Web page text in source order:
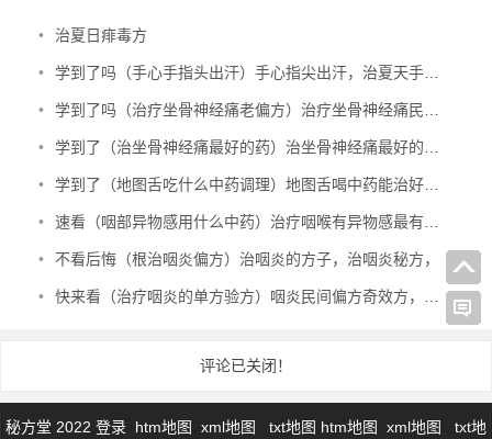
• 治夏日痱毒方
• 学到了吗（手心手指头出汗）手心指尖出汗，治夏天手心出汗、暴皮、手指肚鼓胀偏方，
• 学到了吗（治疗坐骨神经痛老偏方）治疗坐骨神经痛民间偏方，治坐骨神经痛验方，
• 学到了（治坐骨神经痛最好的药）治坐骨神经痛最好的中成药有哪些，治坐骨神经痛特效秘方，
• 学到了（地图舌吃什么中药调理）地图舌喝中药能治好吗，治地图舌偏方，
• 速看（咽部异物感用什么中药）治疗咽喉有异物感最有效的中成药，治咽部有异物感验方，
• 不看后悔（根治咽炎偏方）治咽炎的方子，治咽炎秘方，
• 快来看（治疗咽炎的单方验方）咽炎民间偏方奇效方，治咽炎民间验方，
评论已关闭！
秘方堂 2022 登录 htm地图 xml地图 txt地图 htm地图 xml地图 txt地